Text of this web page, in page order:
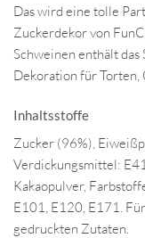
Das wird eine tolle
Zuckerdekor von
Schweinen enthält das
Dekoration für Torten,
Inhaltsstoffe
Zucker (96%),
Verdickungsmittel:
Kakaopulver,
E101, E120, E171.
gedruckten Zutaten.